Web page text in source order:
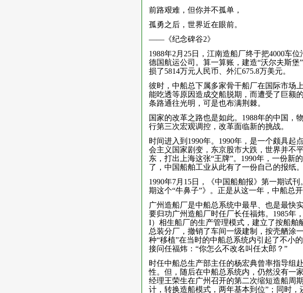
前路艰难，但你并不孤单，
孤勇之后，世界近在眼前。
——《纪念碑谷2》
1988年2月25日，江南造船厂终于把4000车
德国航运公司。算一算账，建造“沃尔夫斯
损了5814万元人民币、外汇675.8万美元。
彼时，中船总下属多家骨干船厂在国际市场
能吃透等原因造成交船脱期，而遭受了巨额
条路通往光明，可是也布满荆棘。
国家的改革之路也是如此。1988年的中国，
行第三次宏观调控，改革面临新的挑战。
时间进入到1990年。1990年，是一个颇具起
会主义国家剧变，东京股市大跌，世界并不
东，打出上海这张“王牌”。1990年，一份
了，中国船舶工业从此有了一份自己的报纸。
1990年7月15日，《中国船舶报》第一期试
期这个“牛鼻子”》。正是从这一年，中船总
广州造船厂是中船总系统中最早、也是最快
要归功广州造船厂时任厂长任福炜。1985年
I）相生船厂的生产管理模式，建立了按船舶
总装分厂，撤销了车间一级建制，按壳舾涂
种“移植”在当时的中船总系统内引起了不小
接问任福炜：“你怎么不改名叫任太郎？”
时任中船总生产部主任的杨宏典曾率指导组
性。但，随后在中船总系统内，仍然没有一
经理王荣生在广州召开的第二次缩短造船周
计，转换造船模式，两年基本到位”；同时，